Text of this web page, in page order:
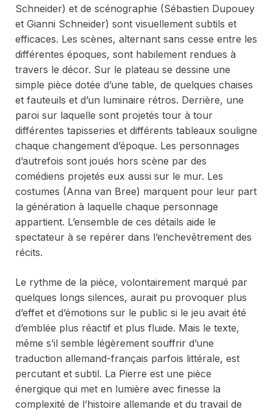
Schneider) et de scénographie (Sébastien Dupouey
et Gianni Schneider) sont visuellement subtils et
efficaces. Les scènes, alternant sans cesse entre les
différentes époques, sont habilement rendues à
travers le décor. Sur le plateau se dessine une
simple pièce dotée d’une table, de quelques chaises
et fauteuils et d’un luminaire rétros. Derrière, une
paroi sur laquelle sont projetés tour à tour
différentes tapisseries et différents tableaux souligne
chaque changement d’époque. Les personnages
d’autrefois sont joués hors scène par des
comédiens projetés eux aussi sur le mur. Les
costumes (Anna van Bree) marquent pour leur part
la génération à laquelle chaque personnage
appartient. L’ensemble de ces détails aide le
spectateur à se repérer dans l’enchevêtrement des
récits.
Le rythme de la pièce, volontairement marqué par
quelques longs silences, aurait pu provoquer plus
d’effet et d’émotions sur le public si le jeu avait été
d’emblée plus réactif et plus fluide. Mais le texte,
même s’il semble légèrement souffrir d’une
traduction allemand-français parfois littérale, est
percutant et subtil. La Pierre est une pièce
énergique qui met en lumière avec finesse la
complexité de l’histoire allemande et du travail de